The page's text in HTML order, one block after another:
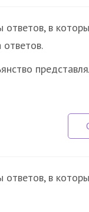
ответов, в
ответов, в